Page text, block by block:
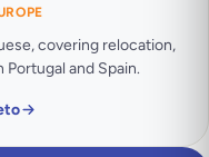
covering relocation,
and Spain.